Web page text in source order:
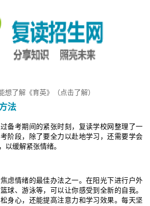
想了解《育英》（点击了解）
法
备考期间的紧张时刻，复读学校网整理了一
阶段，除了要全力以赴地学习，还需要学会
以缓解紧张情绪。
焦虑情绪的最佳办法之一。在阳光下进行户外
球、游泳等，可以让你感受到全新的自我。
身心，还能提高注意力和学习效果。每天坚